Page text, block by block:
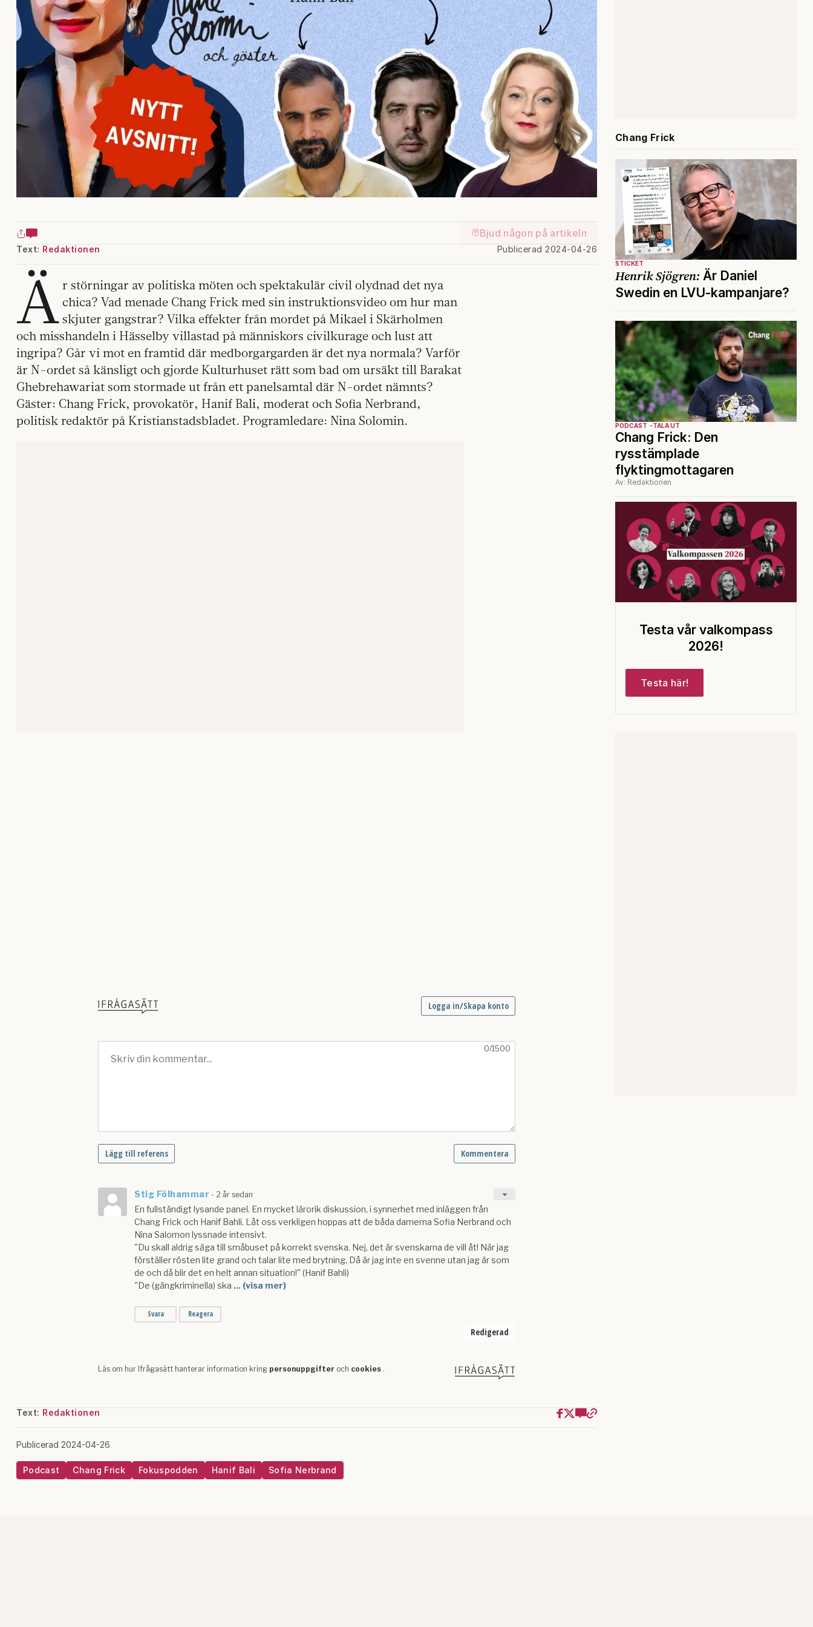
Bjud någon på artikeln
Text: Redaktionen Publicerad 2024-04-26
Ä r störningar av politiska möten och spektakulär civil olydnad det nya
chica? Vad menade Chang Frick med sin instruktionsvideo om hur man
skjuter gangstrar? Vilka effekter från mordet på Mikael i Skärholmen
och misshandeln i Hässelby villastad på människors civilkurage och lust att
ingripa? Går vi mot en framtid där medborgargarden är det nya normala? Varför
är N-ordet så känsligt och gjorde Kulturhuset rätt som bad om ursäkt till Barakat
Ghebrehawariat som stormade ut från ett panelsamtal där N-ordet nämnts?
Gäster: Chang Frick, provokatör, Hanif Bali, moderat och Sofia Nerbrand,
politisk redaktör på Kristianstadsbladet. Programledare: Nina Solomin.
Text: Redaktionen
Publicerad 2024-04-26
Podcast Chang Frick Fokuspodden Hanif Bali Sofia Nerbrand
Chang Frick
STICKET
Henrik Sjögren: Är Daniel
Swedin en LVU-kampanjare?
PODCAST TALA UT
Chang Frick: Den
rysstämplade
flyktingmottagaren
Av: Redaktionen
Testa vår valkompass
2026!
Testa här!